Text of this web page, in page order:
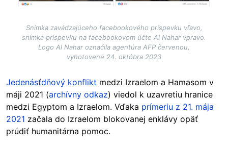
Snímka zavádzajúceho facebookového príspevku vľavo,
snímka príspevku na facebookovom účte Al Nahar vpravo.
Logo Al Nahar označila agentúra AFP červenou,
vyhotovené 24. októbra 2023
Jedenásťdňový konflikt medzi Izraelom a Hamasom v
máji 2021 (archívny odkaz) viedol k uzavretiu hranice
medzi Egyptom a Izraelom. Vďaka prímeriu z 21. mája
2021 začala do Izraelom blokovanej enklávy opäť
prúdiť humanitárna pomoc.